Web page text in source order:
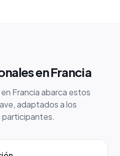
en Francia
Francia abarca estos
adaptados a los
participantes.